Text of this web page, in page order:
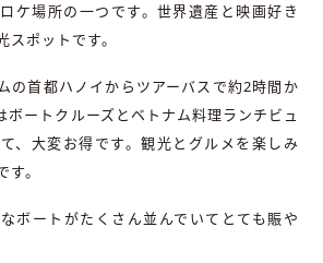
ケ場所の一つです。世界遺産と映画好き
ポットです。
の首都ハノイからツアーバスで約2時間か
ボートクルーズとベトナム料理ランチビュ
、大変お得です。観光とグルメを楽しみ
。
ボートがたくさん並んでいてとても賑や